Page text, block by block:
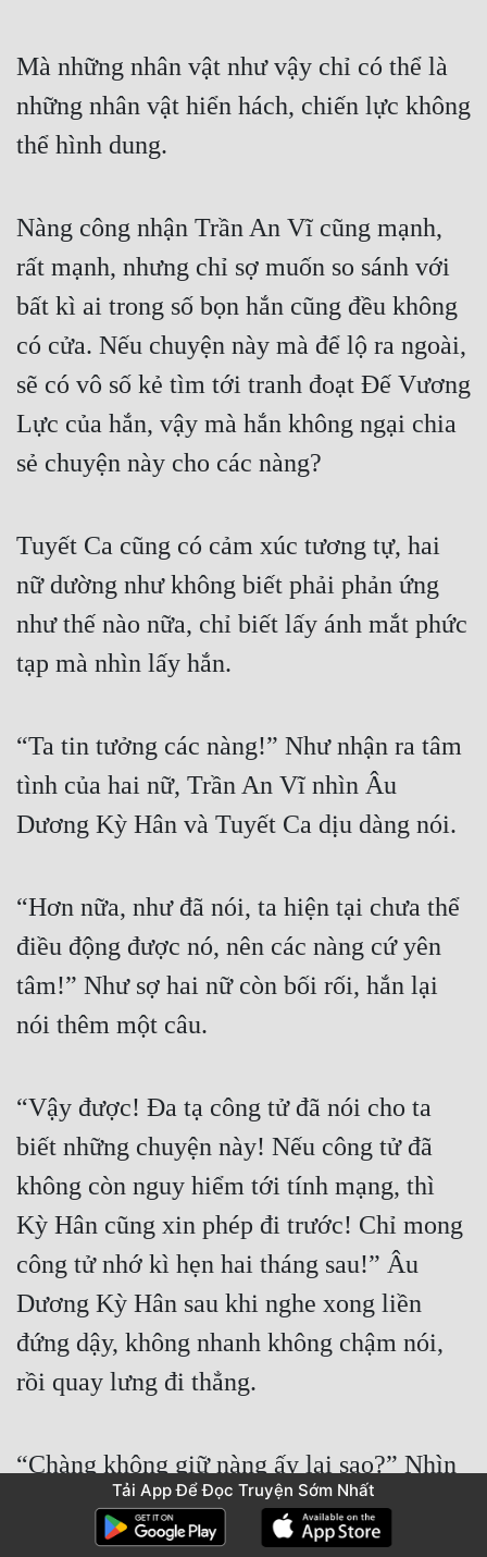
Mà những nhân vật như vậy chỉ có thể là
những nhân vật hiển hách, chiến lực không
thể hình dung.
Nàng công nhận Trần An Vĩ cũng mạnh,
rất mạnh, nhưng chỉ sợ muốn so sánh với
bất kì ai trong số bọn hắn cũng đều không
có cửa. Nếu chuyện này mà để lộ ra ngoài,
sẽ có vô số kẻ tìm tới tranh đoạt Đế Vương
Lực của hắn, vậy mà hắn không ngại chia
sẻ chuyện này cho các nàng?
Tuyết Ca cũng có cảm xúc tương tự, hai
nữ dường như không biết phải phản ứng
như thế nào nữa, chỉ biết lấy ánh mắt phức
tạp mà nhìn lấy hắn.
“Ta tin tưởng các nàng!” Như nhận ra tâm
tình của hai nữ, Trần An Vĩ nhìn Âu
Dương Kỳ Hân và Tuyết Ca dịu dàng nói.
“Hơn nữa, như đã nói, ta hiện tại chưa thể
điều động được nó, nên các nàng cứ yên
tâm!” Như sợ hai nữ còn bối rối, hắn lại
nói thêm một câu.
“Vậy được! Đa tạ công tử đã nói cho ta
biết những chuyện này! Nếu công tử đã
không còn nguy hiểm tới tính mạng, thì
Kỳ Hân cũng xin phép đi trước! Chỉ mong
công tử nhớ kì hẹn hai tháng sau!” Âu
Dương Kỳ Hân sau khi nghe xong liền
đứng dậy, không nhanh không chậm nói,
rồi quay lưng đi thẳng.
“Chàng không giữ nàng ấy lại sao?” Nhìn
bóng lưng nàng nhỏ dần nhỏ dần rồi khuất
dạng, Lục Thanh Vân hiếu kỳ truyền âm
Tải App Để Đọc Truyện Sớm Nhất